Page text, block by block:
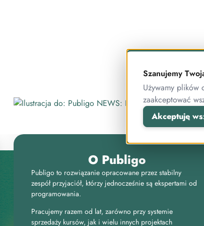
O Publigo
Publigo to rozwiązanie opracowane przez stabilny
zespół przyjaciół, którzy jednocześnie są ekspertami od
programowania.
Pracujemy razem od lat, zarówno przy systemie
sprzedaży kursów, jak i wielu innych projektach
Szanujemy
Używamy plików
zaakceptować
Akceptuję